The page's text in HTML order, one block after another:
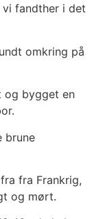
fandther i det
omkring på
og bygget en
brune
fra Frankrig,
og mørt.